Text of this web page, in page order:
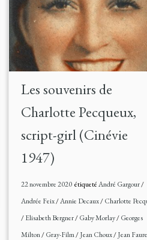
Les souvenirs de
Charlotte Pecqueux,
script-girl (Cinévie
1947)
22 novembre 2020étiquetéAndré Gargour/
Andrée Feix/Annie Decaux/Charlotte
/Elisabeth Bergner/Gaby Morlay/Georges
Milton/Gray-Film/Jean Choux/Jean